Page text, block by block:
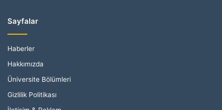
Sayfalar
Haberler
Hakkımızda
Üniversite Bölümleri
Gizlilik Politikası